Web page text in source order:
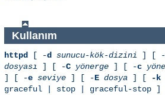
Kullanım
httpd [ -d sunucu-kök-dizini ] [ -
dosyası ] [ -C yönerge ] [ -c
] [ -e seviye ] [ -E dosya ] [ -k
graceful | stop | graceful-stop